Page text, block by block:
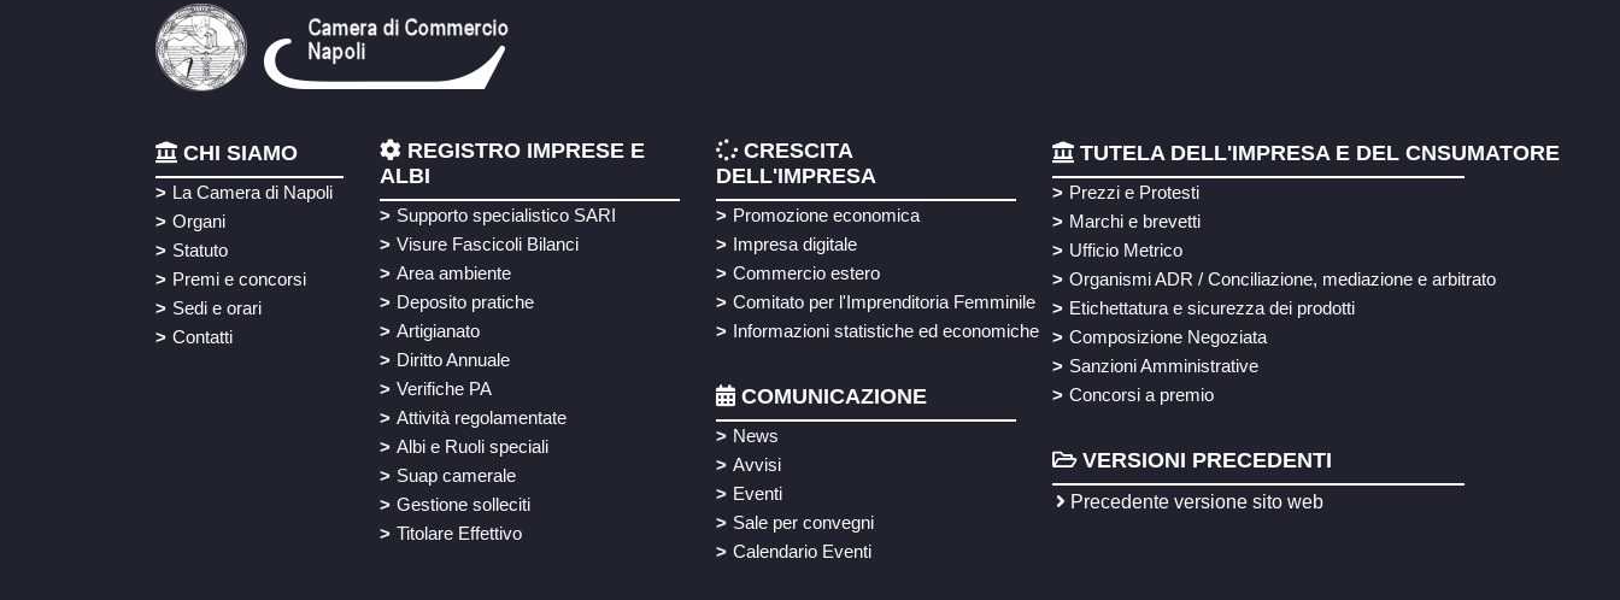
CHI SIAMO
La Camera di Napoli
Organi
Statuto
Premi e concorsi
Sedi e orari
Contatti
REGISTRO IMPRESE E
ALBI
Supporto specialistico SARI
Visure Fascicoli Bilanci
Area ambiente
Deposito pratiche
Artigianato
Diritto Annuale
Verifiche PA
Attività regolamentate
Albi e Ruoli speciali
Suap camerale
Gestione solleciti
Titolare Effettivo
CRESCITA
DELL'IMPRESA
Promozione economica
Impresa digitale
Commercio estero
Comitato per l'Imprenditoria Femminile
Informazioni statistiche ed economiche
COMUNICAZIONE
News
Avvisi
Eventi
Sale per convegni
Calendario Eventi
TUTELA DELL'IMPRESA E DEL CNSUMATORE
Prezzi e Protesti
Marchi e brevetti
Ufficio Metrico
Organismi ADR / Conciliazione, mediazione e arbitrato
Etichettatura e sicurezza dei prodotti
Composizione Negoziata
Sanzioni Amministrative
Concorsi a premio
VERSIONI PRECEDENTI
Precedente versione sito web